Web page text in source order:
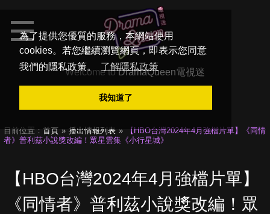
為了提供您優質的服務，本網站使用
cookies。若您繼續瀏覽網頁，即表示您同意
我們的隱私政策。
了解隱私政策
我知道了
Welcome toDramaQueen電視迷
目前位置： 首頁 播出情報列表
【HBO台灣2024年4月強檔片單】《同情
者》普利茲小說獎改編！眾星雲集《小行星城》
【HBO台灣2024年4月強檔片單】
《同情者》普利茲小說獎改編！眾